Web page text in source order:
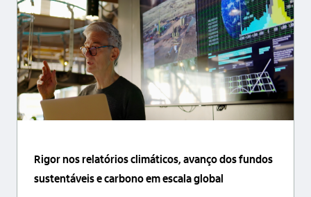
Rigor nos relatórios climáticos, avanço dos fundos
sustentáveis e carbono em escala global